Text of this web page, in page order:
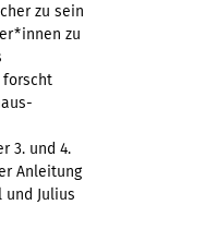
zu sein
zu
forscht
3. und 4.
Anleitung
und Julius